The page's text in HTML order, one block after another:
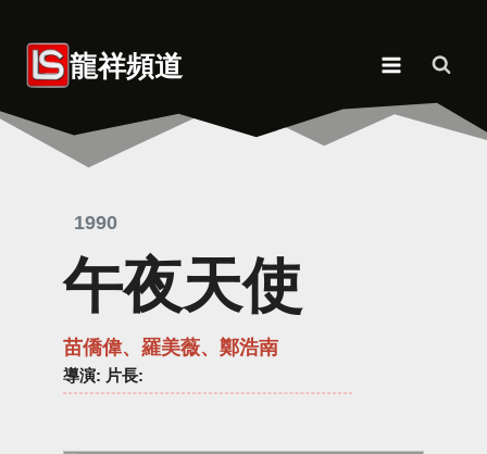
content 龍祥頻道
1990
午夜天使
苗僑偉、羅美薇、鄭浩南
導演: 片長: